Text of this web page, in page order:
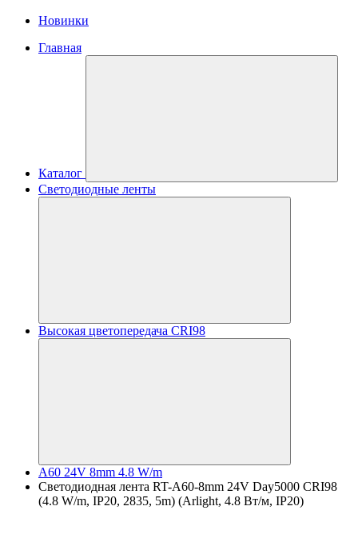
Новинки
Главная
Каталог
Светодиодные ленты
Высокая цветопередача CRI98
A60 24V 8mm 4.8 W/m
Светодиодная лента RT-A60-8mm 24V Day5000 CRI98
(4.8 W/m, IP20, 2835, 5m) (Arlight, 4.8 Вт/м, IP20)